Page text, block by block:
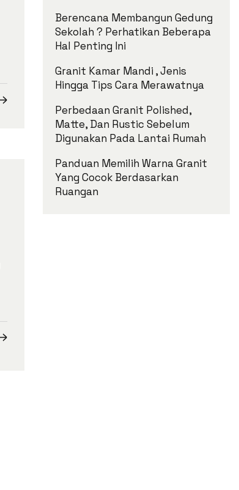
Berencana Membangun Gedung
Sekolah ? Perhatikan Beberapa
Hal Penting Ini
Granit Kamar Mandi , Jenis
Hingga Tips Cara Merawatnya
Perbedaan Granit Polished,
Matte, Dan Rustic Sebelum
Digunakan Pada Lantai Rumah
Panduan Memilih Warna Granit
Yang Cocok Berdasarkan
Ruangan